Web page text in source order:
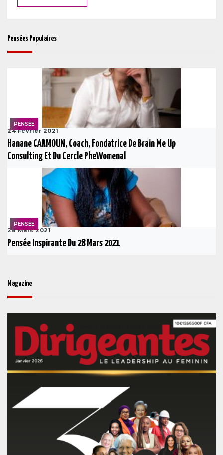
Pensées Populaires
PENSÉE
24 Février 2021
Hanane CARMOUN, Coach, Fondatrice De Brain Me Up
Consulting Et Du Cercle PheWomenal
PENSÉE
28 Mars 2021
Pensée Inspirante Du 28 Mars 2021
Magazine